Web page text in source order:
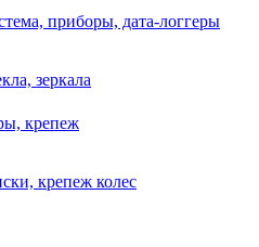
приборы, дата-логгеры
зеркала
крепеж
крепеж колес